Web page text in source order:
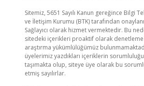
Sitemiz, 5651 Sayılı Kanun gereğince Bilgi
ve İletişim Kurumu (BTK) tarafından
Sağlayıcı olarak hizmet vermektedir. Bu
sitedeki içerikleri proaktif olarak denetleme
araştırma yükümlülüğümüz
üyelerimiz yazdıkları içeriklerin
taşımakta olup, siteye üye olarak bu
etmiş sayılırlar.